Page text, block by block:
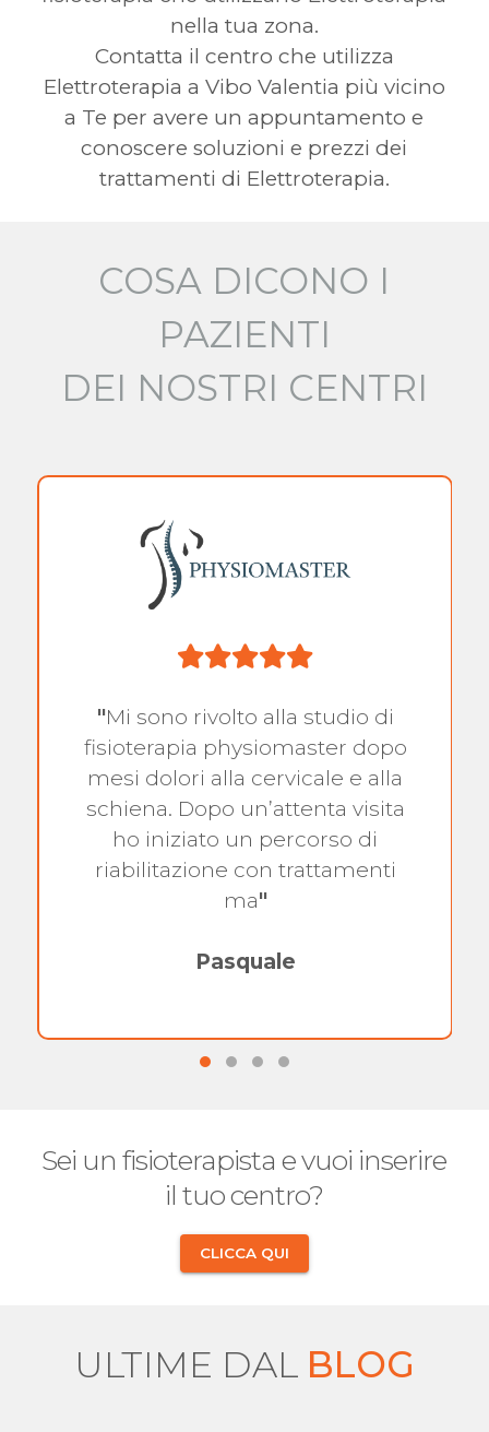
nella tua zona.
Contatta il centro che utilizza
Elettroterapia a Vibo Valentia più vicino
a Te per avere un appuntamento e
conoscere soluzioni e prezzi dei
trattamenti di Elettroterapia.
COSA DICONO I
PAZIENTI
DEI NOSTRI CENTRI
"Mi sono rivolto alla studio di
fisioterapia physiomaster dopo
mesi dolori alla cervicale e alla
schiena. Dopo un’attenta visita
ho iniziato un percorso di
riabilitazione con trattamenti
ma"
Pasquale
Sei un fisioterapista e vuoi inserire
il tuo centro?
CLICCA QUI
ULTIME DAL BLOG